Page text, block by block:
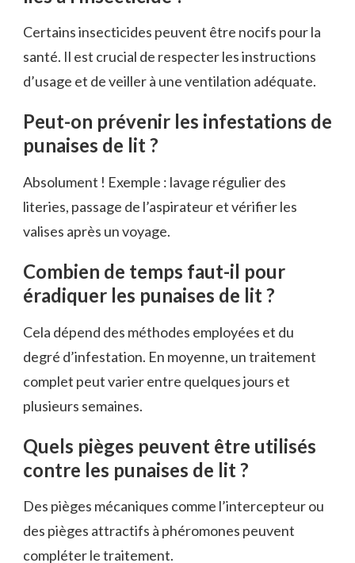
Certains insecticides peuvent être nocifs pour la
santé. Il est crucial de respecter les instructions
d’usage et de veiller à une ventilation adéquate.
Peut-on prévenir les infestations de
punaises de lit ?
Absolument ! Exemple : lavage régulier des
literies, passage de l’aspirateur et vérifier les
valises après un voyage.
Combien de temps faut-il pour
éradiquer les punaises de lit ?
Cela dépend des méthodes employées et du
degré d’infestation. En moyenne, un traitement
complet peut varier entre quelques jours et
plusieurs semaines.
Quels pièges peuvent être utilisés
contre les punaises de lit ?
Des pièges mécaniques comme l’intercepteur ou
des pièges attractifs à phéromones peuvent
compléter le traitement.